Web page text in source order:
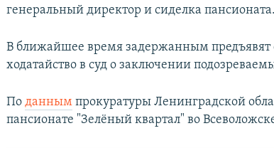
генеральный директор и сиделка пансионата.
В ближайшее время задержанным предъявят
ходатайство в суд о заключении
Поданным прокуратуры Ленинградской
пансионате "Зелёный квартал" во